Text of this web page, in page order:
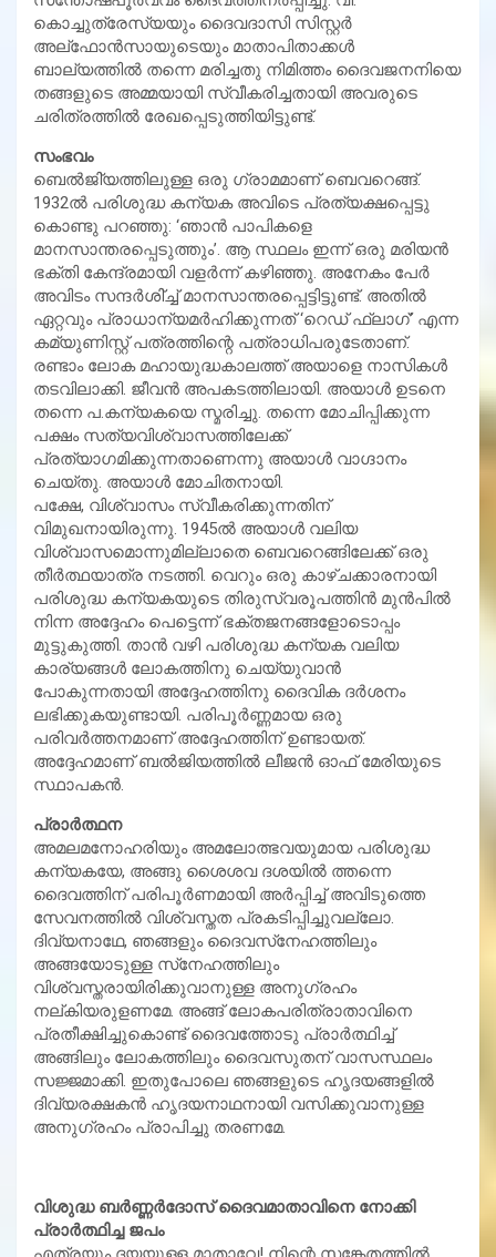
കൊച്ചുത്രേസ്യയും ദൈവദാസി സിസ്റ്റര്‍
അല്‌ഫോന്‍സായുടെയും മാതാപിതാക്കള്‍
ബാല്യത്തില്‍ തന്നെ മരിച്ചതു നിമിത്തം ദൈവജനനിയെ
തങ്ങളുടെ അമ്മയായി സ്വീകരിച്ചതായി അവരുടെ
ചരിത്രത്തില്‍ രേഖപ്പെടുത്തിയിട്ടുണ്ട്.
സംഭവം
ബെല്‍ജി്യത്തിലുള്ള ഒരു ഗ്രാമമാണ് ബെവറെങ്ങ്.
1932ല്‍ പരിശുദ്ധ കന്യക അവിടെ പ്രത്യക്ഷപ്പെട്ടു
കൊണ്ടു പറഞ്ഞു: ‘ഞാന്‍ പാപികളെ
മാനസാന്തരപ്പെടുത്തും’. ആ സ്ഥലം ഇന്ന് ഒരു മരിയന്‍
ഭക്തി കേന്ദ്രമായി വളര്‍ന്ന് കഴിഞ്ഞു. അനേകം പേര്‍
അവിടം സന്ദര്‍ശി്ച്ച് മാനസാന്തരപ്പെട്ടിട്ടുണ്ട്. അതില്‍
ഏറ്റവും പ്രാധാന്യമര്‍ഹിക്കുന്നത് ‘റെഡ് ഫ്‌ലാഗ്’ എന്ന
കമ്യുണിസ്റ്റ് പത്രത്തിന്റെ പത്രാധിപരുടേതാണ്.
രണ്ടാം ലോക മഹായുദ്ധകാലത്ത് അയാളെ നാസികള്‍
തടവിലാക്കി. ജീവന്‍ അപകടത്തിലായി. അയാള്‍ ഉടനെ
തന്നെ പ.കന്യകയെ സ്മരിച്ചു. തന്നെ മോചിപ്പിക്കുന്ന
പക്ഷം സത്യവിശ്വാസത്തിലേക്ക്
പ്രത്യാഗമിക്കുന്നതാണെന്നു അയാള്‍ വാഗ്ദാനം
ചെയ്തു. അയാള്‍ മോചിതനായി.
പക്ഷേ, വിശ്വാസം സ്വീകരിക്കുന്നതിന്
വിമുഖനായിരുന്നു. 1945ല്‍ അയാള്‍ വലിയ
വിശ്വാസമൊന്നുമില്ലാതെ ബെവറെങ്ങിലേക്ക് ഒരു
തീര്‍ത്ഥയാത്ര നടത്തി. വെറും ഒരു കാഴ്ചക്കാരനായി
പരിശുദ്ധ കന്യകയുടെ തിരുസ്വരൂപത്തിന്‍ മുന്‍പില്‍
നിന്ന അദ്ദേഹം പെട്ടെന്ന് ഭക്തജനങ്ങളോടൊപ്പം
മുട്ടുകുത്തി. താന്‍ വഴി പരിശുദ്ധ കന്യക വലിയ
കാര്യങ്ങള്‍ ലോകത്തിനു ചെയ്യുവാന്‍
പോകുന്നതായി അദ്ദേഹത്തിനു ദൈവിക ദര്‍ശനം
ലഭിക്കുകയുണ്ടായി. പരിപൂര്‍ണ്ണമായ ഒരു
പരിവര്‍ത്തനമാണ് അദ്ദേഹത്തിന് ഉണ്ടായത്.
അദ്ദേഹമാണ് ബല്‍ജിയത്തില്‍ ലീജന്‍ ഓഫ് മേരിയുടെ
സ്ഥാപകന്‍.
പ്രാര്‍ത്ഥന
അമലമനോഹരിയും അമലോത്ഭവയുമായ പരിശുദ്ധ
കന്യകയേ, അങ്ങു ശൈശവ ദശയില്‍ ത്തന്നെ
ദൈവത്തിന് പരിപൂര്‍ണമായി അര്‍പ്പിച്ച് അവിടുത്തെ
സേവനത്തില്‍ വിശ്വസ്തത പ്രകടിപ്പിച്ചുവല്ലോ.
ദിവ്യനാഥേ, ഞങ്ങളും ദൈവസ്‌നേഹത്തിലും
അങ്ങയോടുള്ള സ്‌നേഹത്തിലും
വിശ്വസ്തരായിരിക്കുവാനുള്ള അനുഗ്രഹം
നല്കിയരുളണമേ. അങ്ങ് ലോകപരിത്രാതാവിനെ
പ്രതീക്ഷിച്ചുകൊണ്ട് ദൈവത്തോടു പ്രാര്‍ത്ഥിച്ച്
അങ്ങിലും ലോകത്തിലും ദൈവസുതന് വാസസ്ഥലം
സജ്ജമാക്കി. ഇതുപോലെ ഞങ്ങളുടെ ഹൃദയങ്ങളില്‍
ദിവ്യരക്ഷകന്‍ ഹൃദയനാഥനായി വസിക്കുവാനുള്ള
അനുഗ്രഹം പ്രാപിച്ചു തരണമേ.
വിശുദ്ധ ബര്‍ണ്ണര്‍ദോസ് ദൈവമാതാവിനെ നോക്കി
പ്രാര്‍ത്ഥിച്ച ജപം